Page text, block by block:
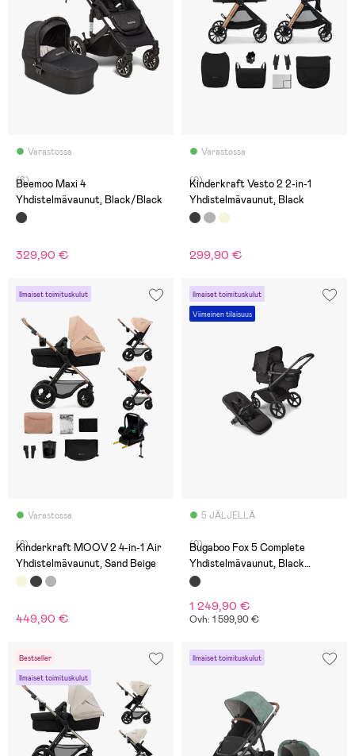
Varastossa
(6)
Beemoo Maxi 4
Yhdistelmävaunut, Black/Black
329,90 €
Varastossa
(0)
Kinderkraft Vesto 2 2-in-1
Yhdistelmävaunut, Black
299,90 €
Ilmaiset toimituskulut
Varastossa
(8)
Kinderkraft MOOV 2 4-in-1 Air
Yhdistelmävaunut, Sand Beige
449,90 €
Ilmaiset toimituskulut
Viimeinen tilaisuus
5 JÄLJELLÄ
(0)
Bugaboo Fox 5 Complete
Yhdistelmävaunut, Black
Moonlight
1 249,90 €
Ovh: 1 599,90 €
Bestseller
Ilmaiset toimituskulut
Ilmaiset toimituskulut